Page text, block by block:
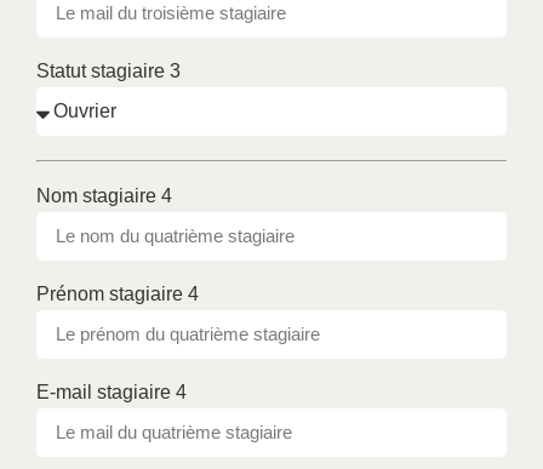
Statut stagiaire 3
Nom stagiaire 4
Prénom stagiaire 4
E-mail stagiaire 4